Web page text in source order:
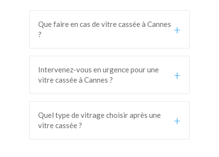
Que faire en cas de vitre cassée à Cannes
?
+
Intervenez-vous en urgence pour une
vitre cassée à Cannes ?
+
Quel type de vitrage choisir après une
vitre cassée ?
+